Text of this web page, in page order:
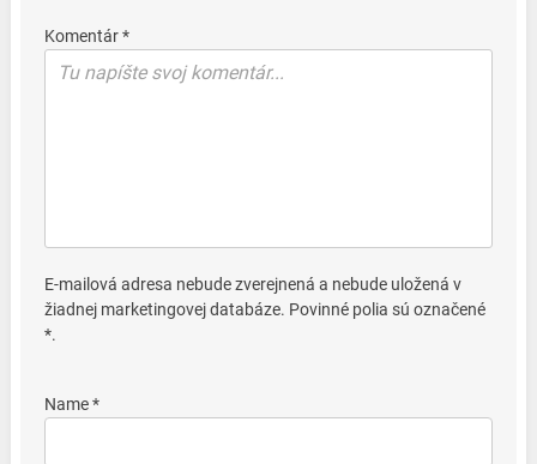
Komentár *
E-mailová adresa nebude zverejnená a nebude uložená v
žiadnej marketingovej databáze. Povinné polia sú označené
*.
Name *